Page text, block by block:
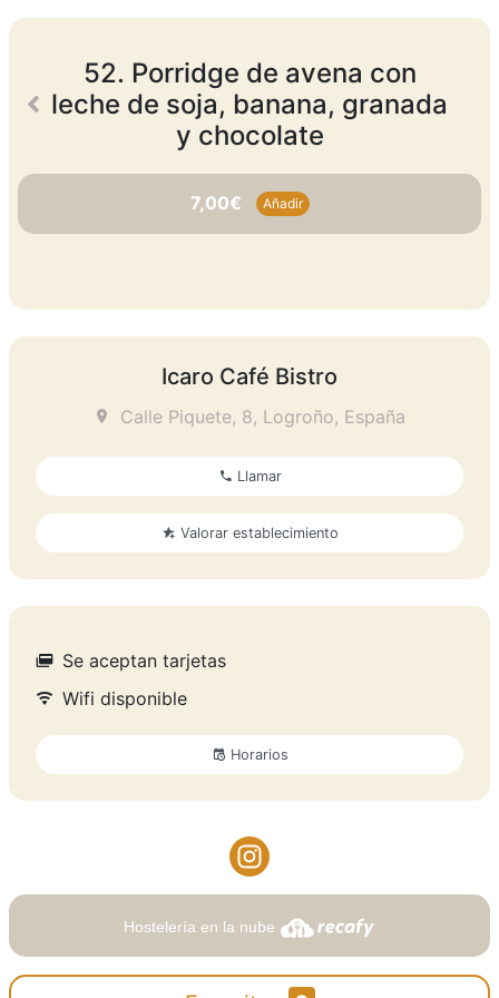
52. Porridge de avena con
leche de soja, banana, granada
y chocolate
7,00€ Añadir
Icaro Café Bistro
Calle Piquete, 8, Logroño, España
Llamar
Valorar establecimiento
Se aceptan tarjetas
Wifi disponible
Horarios
Hostelería en la nube